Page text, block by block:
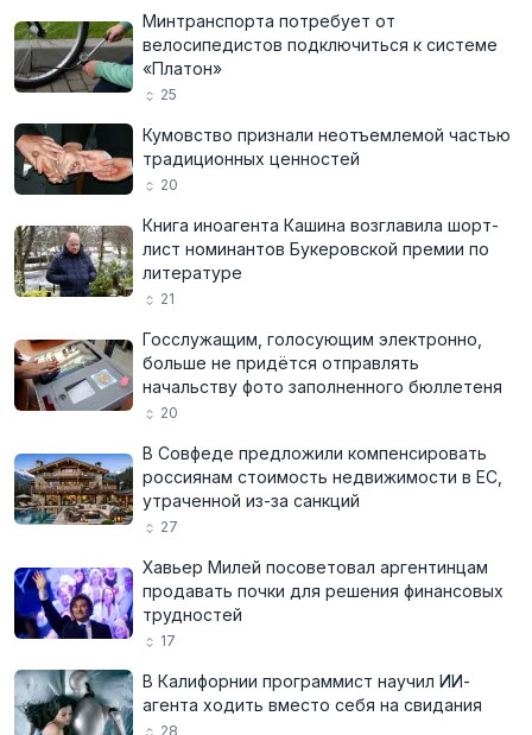
Минтранспорта потребует от
велосипедистов подключиться к системе
«Платон»
25
Кумовство признали неотъемлемой частью
традиционных ценностей
20
Книга иноагента Кашина возглавила шорт-
лист номинантов Букеровской премии по
литературе
21
Госслужащим, голосующим электронно,
больше не придётся отправлять
начальству фото заполненного бюллетеня
20
В Совфеде предложили компенсировать
россиянам стоимость недвижимости в ЕС,
утраченной из-за санкций
27
Хавьер Милей посоветовал аргентинцам
продавать почки для решения финансовых
трудностей
17
В Калифорнии программист научил ИИ-
агента ходить вместо себя на свидания
28